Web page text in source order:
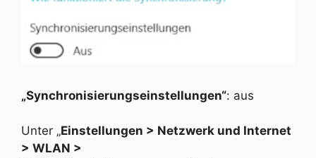
„Synchronisierungseinstellungen“: aus
Unter „Einstellungen > Netzwerk und Internet
> WLAN >